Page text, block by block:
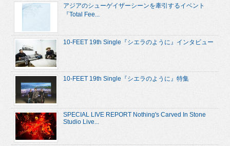
アジアのシューゲイザーシーンを牽引するイベント
『Total Fee...
10-FEET 19th Single『シエラのように』インタビュー
10-FEET 19th Single『シエラのように』特集
SPECIAL LIVE REPORT Nothing's Carved In Stone
Studio Live...